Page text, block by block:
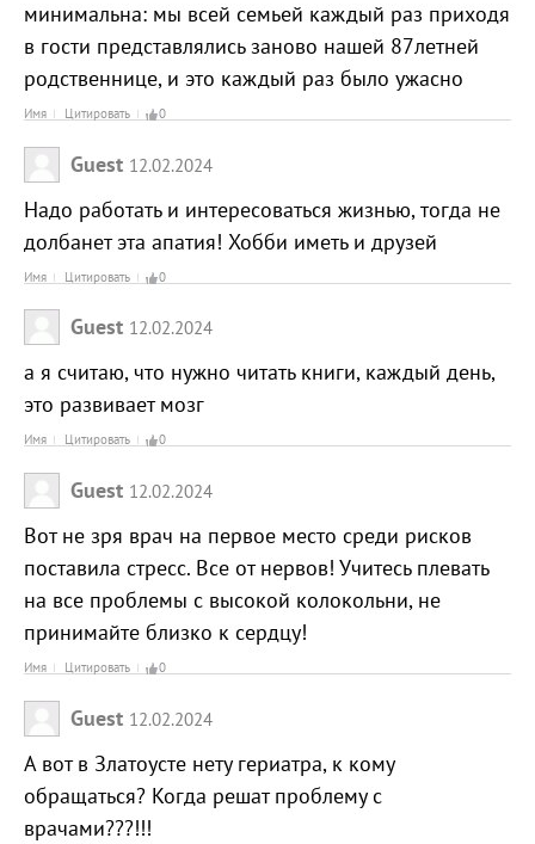
минимальна: мы всей семьей каждый раз приходя
в гости представлялись заново нашей 87летней
родственнице, и это каждый раз было ужасно
Имя Цитировать 0
Guest 12.02.2024
Надо работать и интересоваться жизнью, тогда не
долбанет эта апатия! Хобби иметь и друзей
Имя Цитировать 0
Guest 12.02.2024
а я считаю, что нужно читать книги, каждый день,
это развивает мозг
Имя Цитировать 0
Guest 12.02.2024
Вот не зря врач на первое место среди рисков
поставила стресс. Все от нервов! Учитесь плевать
на все проблемы с высокой колокольни, не
принимайте близко к сердцу!
Имя Цитировать 0
Guest 12.02.2024
А вот в Златоусте нету гериатра, к кому
обращаться? Когда решат проблему с
врачами???!!!